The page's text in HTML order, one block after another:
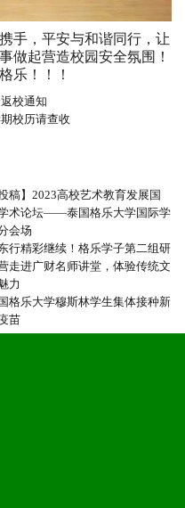
手，平安与和谐同行，让
做起营造校园安全氛围！
乐！！！
校通知
校历请查收
投稿】2023高校艺术教育发展国
术论坛——泰国格乐大学国际学
会场
行精彩继续！格乐学子第二组研
走进广财名师讲堂，体验传统文
力
格乐大学穆斯林学生集体接种新
苗